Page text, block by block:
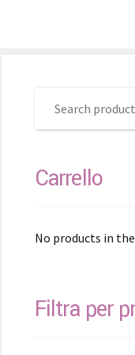
Carrello
No products in
Filtra per